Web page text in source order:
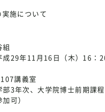
施について
年11月16日（木）16：20
講義室
次、大学院博士前期課程
可）